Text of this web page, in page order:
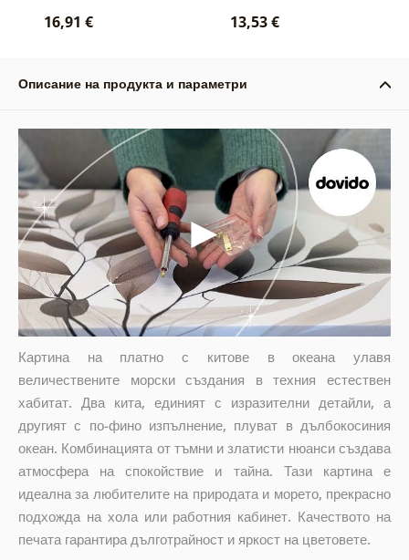
16,91 € 13,53 €
Описание на продукта и параметри
Картина на платно с китове в океана улавя
величествените морски създания в техния естествен
хабитат. Два кита, единият с изразителни детайли, а
другият с по-фино изпълнение, плуват в дълбокосиния
океан. Комбинацията от тъмни и златисти нюанси създава
атмосфера на спокойствие и тайна. Тази картина е
идеална за любителите на природата и морето, прекрасно
подхожда на хола или работния кабинет. Качеството на
печата гарантира дълготрайност и яркост на цветовете.